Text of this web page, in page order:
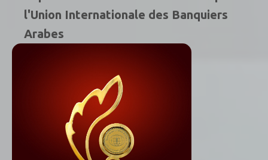
l'Union Internationale des Banquiers
Arabes